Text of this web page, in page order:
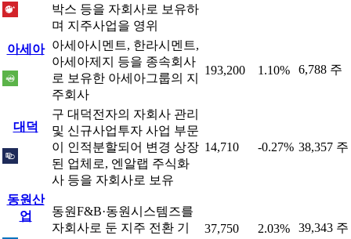
박스 등을 자회사로 보유하
며 지주사업을 영위
아세아
아세아시멘트, 한라시멘트,
아세아제지 등을 종속회사
로 보유한 아세아그룹의 지
주회사
193,200 1.10% 6,788 주
대덕
구 대덕전자의 자회사 관리
및 신규사업투자 사업 부문
이 인적분할되어 변경 상장
된 업체로, 엔알랩 주식화
사 등을 자회사로 보유
14,710 -0.27% 38,357 주
동원산
업
동원F&B·동원시스템즈를
자회사로 둔 지주 전환 기
37,750 2.03% 39,343 주